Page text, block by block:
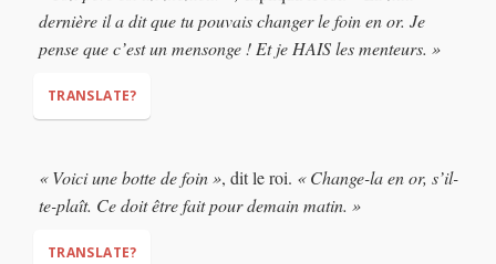
"Why am I here?"
dernière il a dit que tu pouvais changer le foin en or. Je
pense que c’est un mensonge ! Et je HAIS les menteurs. »
TRANSLATE?
said you could turn hay into gold. I think that is a lie! And I
HATE liars!"
« Voici une botte de foin », dit le roi. « Change-la en or, s’il-
te-plaît. Ce doit être fait pour demain matin. »
TRANSLATE?